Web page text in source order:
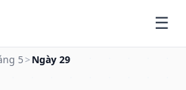
5 > Ngày 29